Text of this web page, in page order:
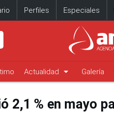
Perfiles Especiales
Actualidad arrow_drop_down Galería
2,1 % en mayo